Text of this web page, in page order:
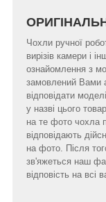
Чохли ручної
вирізів камери і
ознайомлення з
замовлений Вами
відповідати
у назві цього
на те фото чохла
відповідають
на фото. Після
зв'яжеться наш
відповість на всі